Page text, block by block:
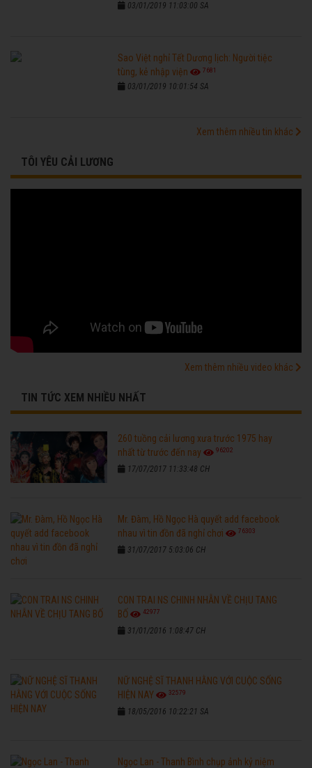
03/01/2019 11:03:00 SA
Sao Việt nghỉ Tết Dương lịch: Người tiệc
tùng, kẻ nhập viện
7681
03/01/2019 10:01:54 SA
Xem thêm nhiều tin khác
TÔI YÊU CẢI LƯƠNG
Xem thêm nhiều video khác
TIN TỨC XEM NHIỀU NHẤT
260 tuồng cải lương xưa trước 1975 hay
nhất từ trước đến nay
96202
17/07/2017 11:33:48 CH
Mr. Đàm, Hồ Ngọc Hà quyết add facebook
nhau vì tin đồn đã nghỉ chơi
76303
31/07/2017 5:03:06 CH
CON TRAI NS CHINH NHẪN VỀ CHỊU TANG
BỐ
42977
31/01/2016 1:08:47 CH
NỮ NGHỆ SĨ THANH HẰNG VỚI CUỘC SỐNG
HIỆN NAY
32579
18/05/2016 10:22:21 SA
Ngọc Lan - Thanh Bình chụp ảnh kỷ niệm